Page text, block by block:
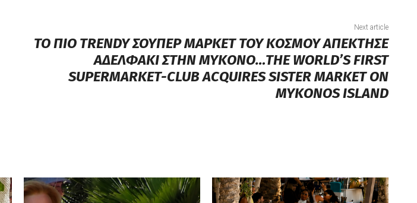
Next article
ΤΟ ΠΙΟ TRENDY ΣΟΥΠΕΡ ΜΑΡΚΕΤ ΤΟΥ ΚΟΣΜΟΥ ΑΠΕΚΤΗΣΕ
ΑΔΕΛΦΑΚΙ ΣΤΗΝ ΜΥΚΟΝΟ…THE WORLD’S FIRST
SUPERMARKET-CLUB ACQUIRES SISTER MARKET ON
MYKONOS ISLAND